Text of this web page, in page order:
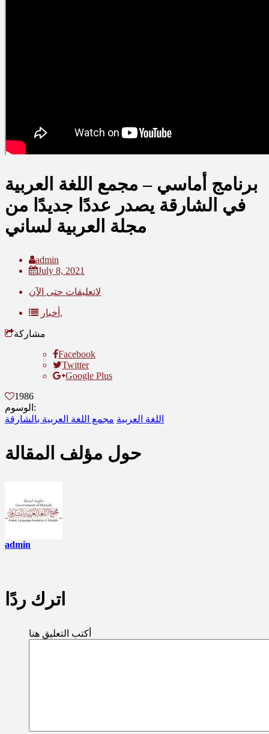
برنامج أماسي – مجمع اللغة العربية
في الشارقة يصدر عددًا جديدًا من
مجلة العربية لساني
admin
July 8, 2021
لاتعليقات حتى الآن
أخبار,
مشاركة
Facebook
Twitter
Google Plus
1986
الوسوم:
اللغة العربية مجمع اللغة العربية بالشارقة
حول مؤلف المقالة
admin
اترك ردًا
أكتب التعليق هنا